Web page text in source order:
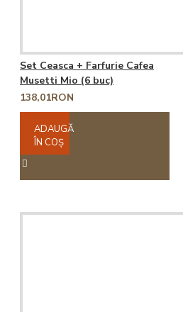
Set Ceasca + Farfurie Cafea
Musetti Mio (6 buc)
138,01RON
ADAUGĂ
ÎN COŞ